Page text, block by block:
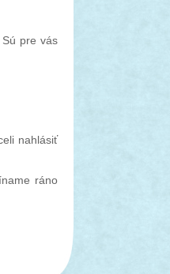
pre vás
nahlásiť
ráno